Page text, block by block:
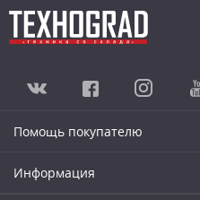
Помощь покупателю
Информация